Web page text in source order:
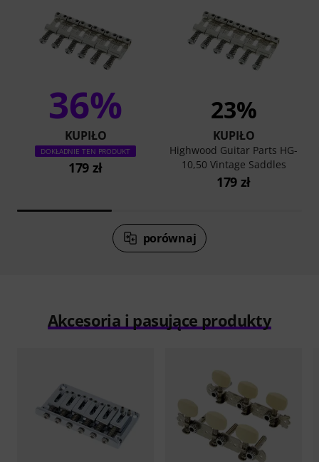
36%
KUPIŁO
DOKŁADNIE TEN PRODUKT
179 zł
23%
KUPIŁO
Highwood Guitar Parts HG-
10,50 Vintage Saddles
179 zł
porównaj
Akcesoria i pasujące produkty